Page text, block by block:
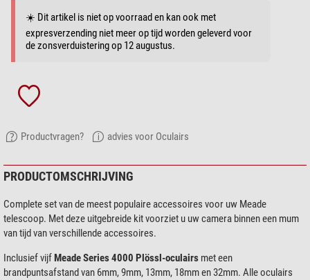
☀️ Dit artikel is niet op voorraad en kan ook met
expresverzending niet meer op tijd worden geleverd voor
de zonsverduistering op 12 augustus.
Productvragen? advies voor Oculairs
PRODUCTOMSCHRIJVING
Complete set van de meest populaire accessoires voor uw Meade
telescoop. Met deze uitgebreide kit voorziet u uw camera binnen een mum
van tijd van verschillende accessoires.
Inclusief vijfMeade Series 4000 Plössl-oculairs met een
brandpuntsafstand van 6mm, 9mm, 13mm, 18mm en 32mm. Alle oculairs